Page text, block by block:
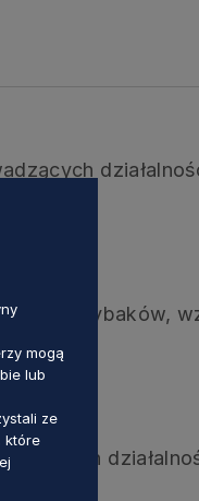
rybaków,
mogą
lub
ze
które